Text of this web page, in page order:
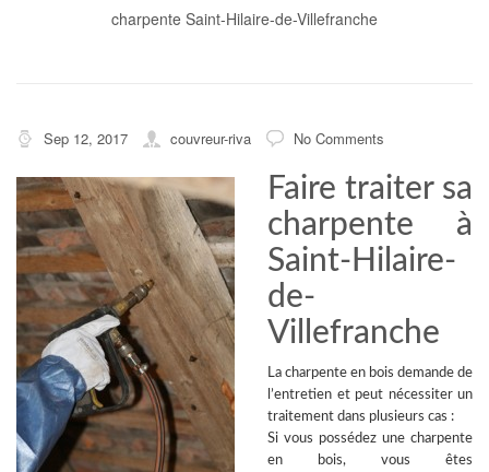
charpente Saint-Hilaire-de-Villefranche
Sep 12, 2017 couvreur-riva No Comments
Faire traiter sa
charpente à
Saint-Hilaire-
de-
Villefranche
La charpente en bois demande de
l’entretien et peut nécessiter un
traitement dans plusieurs cas :
Si vous possédez une charpente
en bois, vous êtes